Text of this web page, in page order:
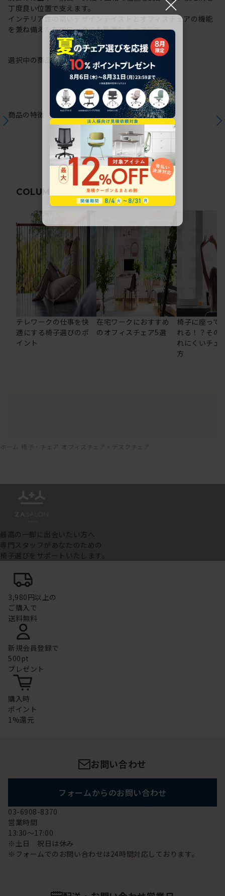
丁度良い位置で支えます。
インテリア性の高いデザインテイストとオフィスチェアの機能
を兼ね備えた在宅ワークにも最適なチェアです。
選択中の商品情報保証注意事項
商品の特徴
COLUMN 関連コラム
テレワークの仕事を快
適にする椅子選びのポ
イント
在宅ワークにおすすめ
のオフィスチェア5選
椅子に座って
れる！？その
れにくいチェ
方
ホーム 椅子・チェア オフィスチェア・デスクチェア
最高の一脚に出会いたい方へ
専門スタッフがあなたのための
椅子選びをサポートいたします。
3,980円以上の
ご購入で
送料無料
新規会員登録で
500pt
プレゼント
購入時
ポイント
1%還元
お問い合わせ
フォームからのお問い合わせ
03-6908-8370
営業時間
13:30～17:00
※土日 祝日は休み
※フォームでのお問い合わせは24時間対応しております。